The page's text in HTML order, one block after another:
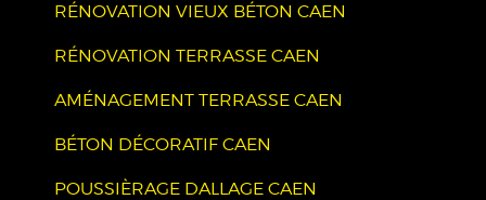
RÉNOVATION VIEUX BÉTON CAEN
RÉNOVATION TERRASSE CAEN
AMÉNAGEMENT TERRASSE CAEN
BÉTON DÉCORATIF CAEN
POUSSIÈRAGE DALLAGE CAEN